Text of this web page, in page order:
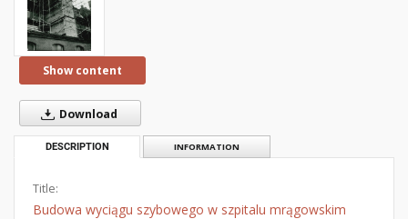
Show content
Download
DESCRIPTION INFORMATION
Title:
Budowa wyciągu szybowego w szpitalu mrągowskim